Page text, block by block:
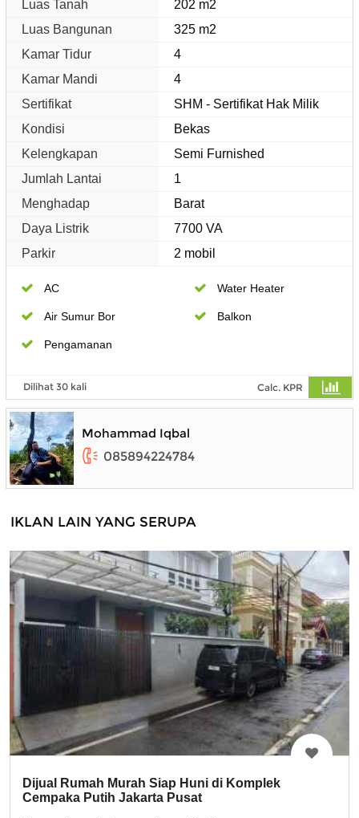
Luas Tanah
202 m2
Luas Bangunan
325 m2
Kamar Tidur
4
Kamar Mandi
4
Sertifikat
SHM - Sertifikat Hak Milik
Kondisi
Bekas
Kelengkapan
Semi Furnished
Jumlah Lantai
1
Menghadap
Barat
Daya Listrik
7700 VA
Parkir
2 mobil
AC Water Heater
Air Sumur Bor Balkon
Pengamanan
Dilihat 30 kali Calc. KPR
Mohammad Iqbal
085894224784
IKLAN LAIN YANG SERUPA
Dijual Rumah Murah Siap Huni di Komplek
Cempaka Putih Jakarta Pusat